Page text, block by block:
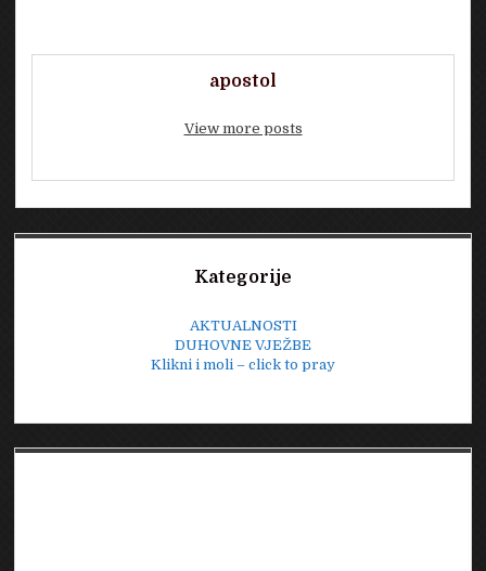
apostol
View more posts
Kategorije
AKTUALNOSTI
DUHOVNE VJEŽBE
Klikni i moli – click to pray